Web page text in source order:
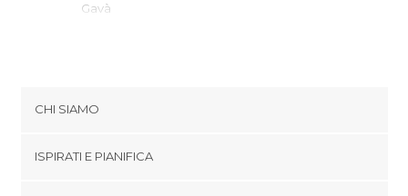
Gavà
Sant Cugat del Vallès
Cerdanyola
CHI SIAMO
ISPIRATI E PIANIFICA